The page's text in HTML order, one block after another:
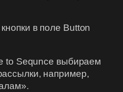
в поле Button
to Sequnce выбираем
например,